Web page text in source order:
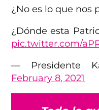
¿No es lo que nos
¿Dónde esta
pic.twitter.com/
— Presidente
February 8, 2021